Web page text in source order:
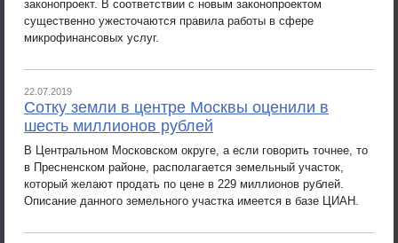
законопроект. В соответствии с новым законопроектом
существенно ужесточаются правила работы в сфере
микрофинансовых услуг.
22.07.2019
Сотку земли в центре Москвы оценили в
шесть миллионов рублей
В Центральном Московском округе, а если говорить точнее, то
в Пресненском районе, располагается земельный участок,
который желают продать по цене в 229 миллионов рублей.
Описание данного земельного участка имеется в базе ЦИАН.